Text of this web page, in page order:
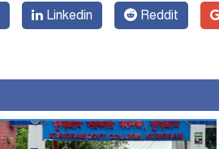
Linkedin Reddit